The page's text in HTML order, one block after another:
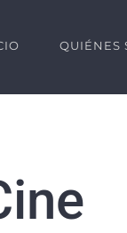
QUIÉNES